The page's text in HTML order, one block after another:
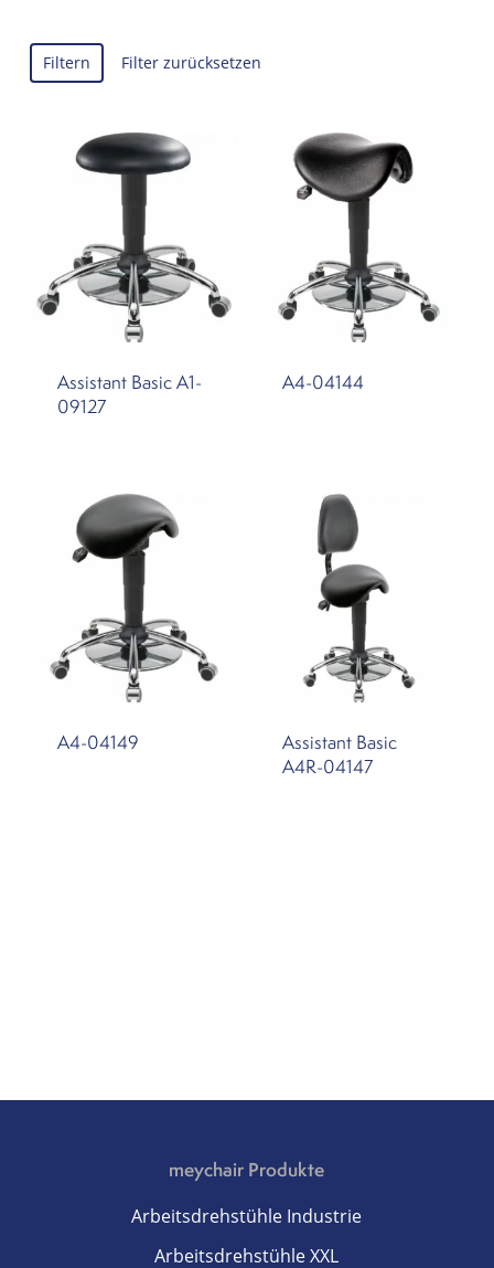
Filtern Filter zurücksetzen
Assistant Basic A1-
09127
A4-04144
A4-04149
Assistant Basic
A4R-04147
meychair Produkte
Arbeitsdrehstühle Industrie
Arbeitsdrehstühle XXL